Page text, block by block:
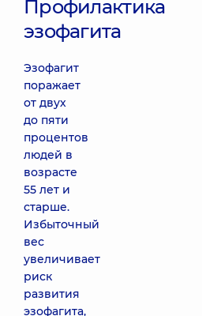
Профилактика
эзофагита
Эзофагит
поражает
от двух
до пяти
процентов
людей в
возрасте
55 лет и
старше.
Избыточный
вес
увеличивает
риск
развития
эзофагита,